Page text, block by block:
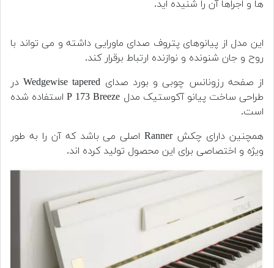
ها و اجراها آن را شنیده اید.
این مدل از پیانوهای پتروف صدای ماورایی داشته و می تواند با
روح و جان شنونده و نوازنده ارتباط برقرار کند.
از صفحه رزونانس چوبی و بورد صدای Wedgewise tapered در
طراحی ساخت پیانو آکوستیک مدل P 173 Breeze استفاده شده
است.
همچنین دارای چکش Ranner اصلی می باشد که آن را به طور
ویژه و اختصاصی برای این محصول تولید کرده اند.